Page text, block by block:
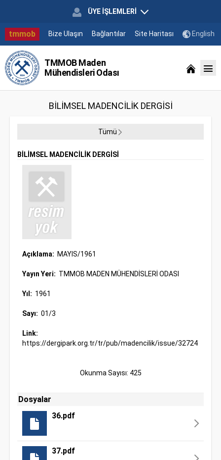
ÜYE İŞLEMLERİ
tmmob Bize Ulaşın Bağlantılar Site Haritası English
TMMOB Maden
Mühendisleri Odası
BİLİMSEL MADENCİLİK DERGİSİ
Tümü
BİLİMSEL MADENCİLİK DERGİSİ
Açıklama: MAYIS/1961
Yayın Yeri: TMMOB MADEN MÜHENDİSLERİ ODASI
Yıl: 1961
Sayı: 01/3
Link:
https://dergipark.org.tr/tr/pub/madencilik/issue/32724
Okunma Sayısı: 425
Dosyalar
36.pdf
37.pdf